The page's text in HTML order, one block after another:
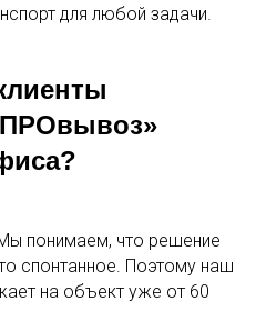
для любой задачи.
понимаем, что решение
спонтанное. Поэтому наш
на объект уже от 60